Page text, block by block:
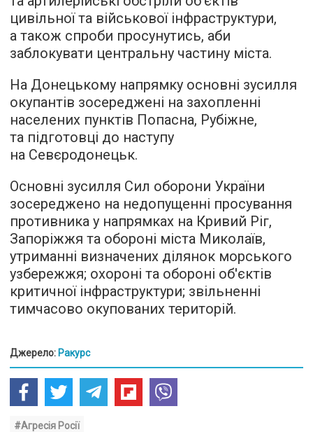
цивільної та військової інфраструктури,
а також спроби просунутись, аби
заблокувати центральну частину міста.
На Донецькому напрямку основні зусилля
окупантів зосереджені на захопленні
населених пунктів Попасна, Рубіжне,
та підготовці до наступу
на Севєродонецьк.
Основні зусилля Сил оборони України
зосереджено на недопущенні просування
противника у напрямках на Кривий Ріг,
Запоріжжя та обороні міста Миколаїв,
утриманні визначених ділянок морського
узбережжя; охороні та обороні об'єктів
критичної інфраструктури; звільненні
тимчасово окупованих територій.
Джерело: Ракурс
#Агресія Росії